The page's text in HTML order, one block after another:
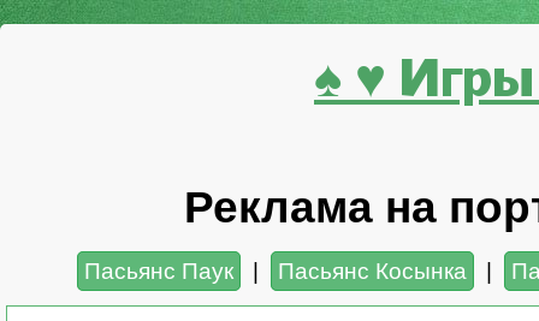
♠ ♥
Реклама на
Пасьянс Паук Пасьянс Косынка